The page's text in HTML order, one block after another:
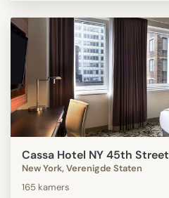
Cassa Hotel NY 45th Street
New York, Verenigde Staten
165 kamers